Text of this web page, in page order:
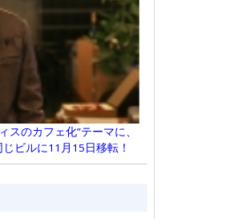
のカフェ化”テーマに、
ビルに11月15日移転！